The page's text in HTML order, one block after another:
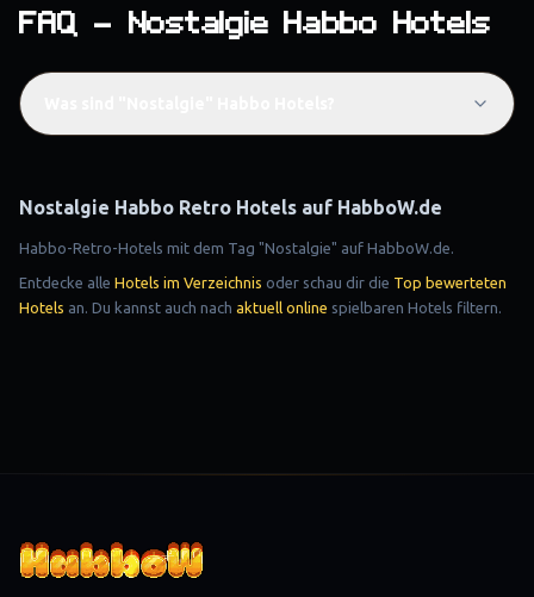
FAQ – Nostalgie Habbo Hotels
Nostalgie Habbo Retro Hotels auf HabboW.de
Habbo-Retro-Hotels mit dem Tag "Nostalgie" auf HabboW.de.
Entdecke alle Hotels im Verzeichnis oder schau dir die Top bewerteten
Hotels an. Du kannst auch nach aktuell online spielbaren Hotels filtern.